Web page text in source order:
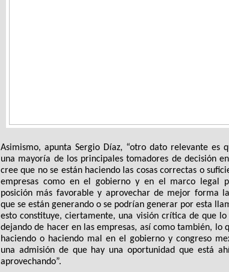
Asimismo, apunta Sergio Díaz, “otro dato relevante es
una mayoría de los principales tomadores de decisión
cree que no se están haciendo las cosas correctas o
empresas como en el gobierno y en el marco legal
posición más favorable y aprovechar de mejor forma
que se están generando o se podrían generar por esta
esto constituye, ciertamente, una visión crítica de que
dejando de hacer en las empresas, así como también, lo
haciendo o haciendo mal en el gobierno y congreso
una admisión de que hay una oportunidad que está
aprovechando”.